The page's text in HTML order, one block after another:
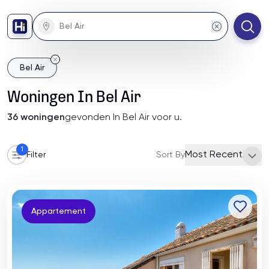
Bel Air
Woningen In Bel Air
36 woningengevonden In Bel Air voor u.
1
Filter Sort ByMost Recent
Appartement